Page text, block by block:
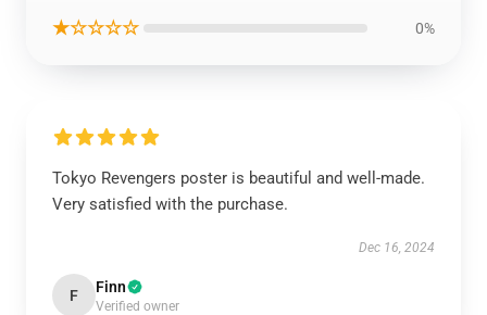
★☆☆☆☆ 0%
Tokyo Revengers poster is beautiful and well-made.
Very satisfied with the purchase.
Dec 16, 2024
F Finn
Verified owner